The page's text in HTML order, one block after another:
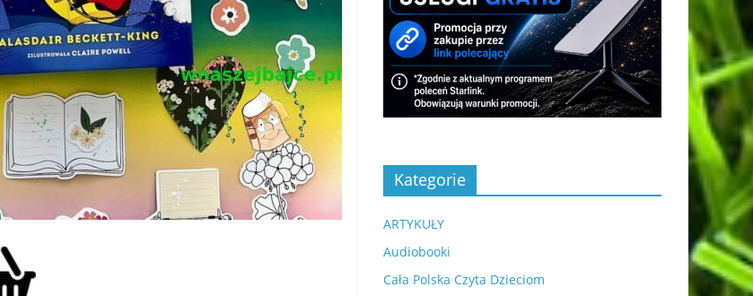
Kategorie
ARTYKUŁY
Audiobooki
Cała Polska Czyta Dzieciom